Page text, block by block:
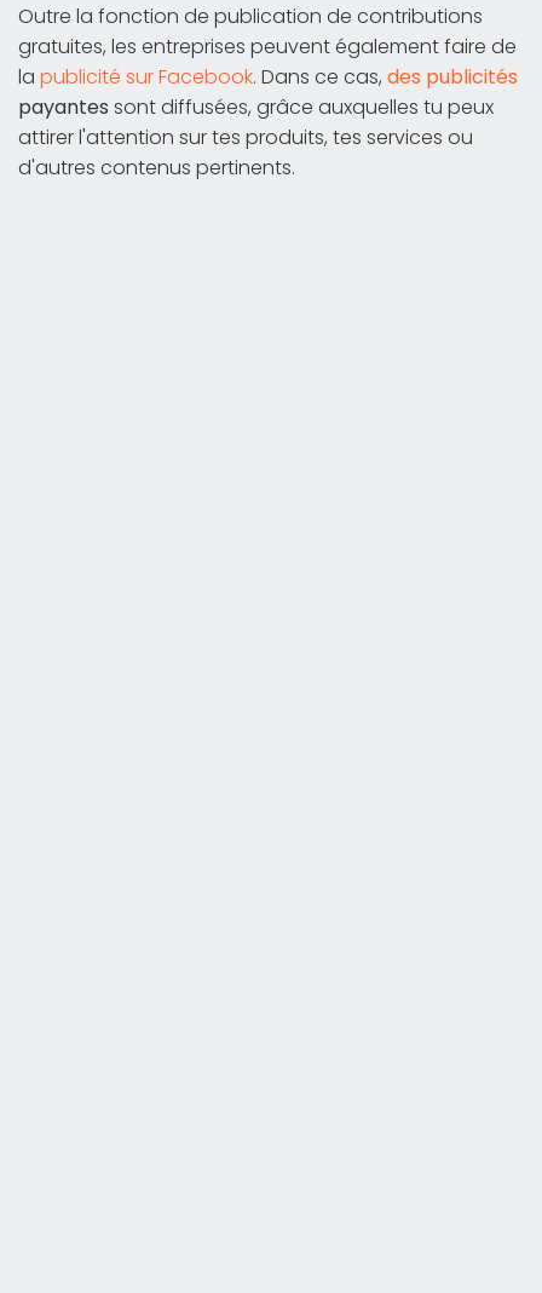
Outre la fonction de publication de contributions
gratuites, les entreprises peuvent également faire de
la publicité sur Facebook. Dans ce cas, des publicités
payantes sont diffusées, grâce auxquelles tu peux
attirer l'attention sur tes produits, tes services ou
d'autres contenus pertinents.